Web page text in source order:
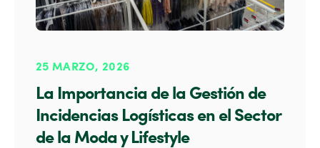
25 MARZO, 2026
La Importancia de la Gestión de
Incidencias Logísticas en el Sector
de la Moda y Lifestyle